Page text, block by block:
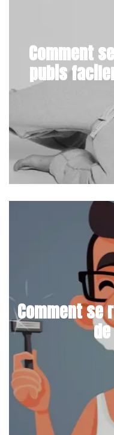
Comment
pubis
Comment se